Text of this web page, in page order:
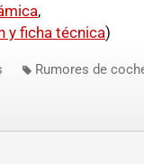
,
y ficha técnica)
Rumores de